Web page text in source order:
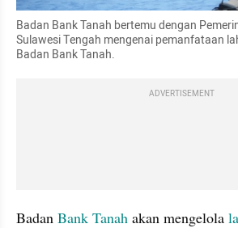
Badan Bank Tanah bertemu dengan
Sulawesi Tengah mengenai pemanfataan
Badan Bank Tanah.
ADVERTISEMENT
Badan Bank Tanah akan mengelola